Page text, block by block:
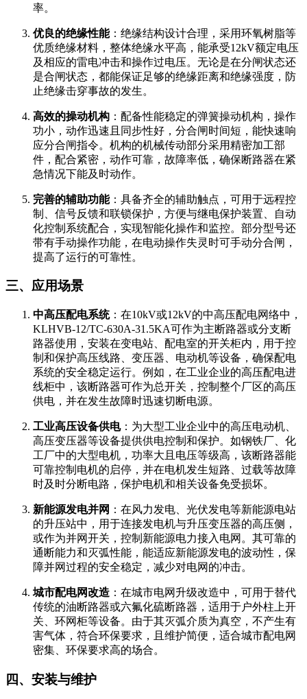
率。
优良的绝缘性能：绝缘结构设计合理，采用环氧树脂等
优质绝缘材料，整体绝缘水平高，能承受12kV额定电压
及相应的雷电冲击和操作过电压。无论是在分闸状态还
是合闸状态，都能保证足够的绝缘距离和绝缘强度，防
止绝缘击穿事故的发生。
高效的操动机构 ：配备性能稳定的弹簧操动机构，操作
功小，动作迅速且同步性好，分合闸时间短，能快速响
应分合闸指令。机构的机械传动部分采用精密加工部
件，配合紧密，动作可靠，故障率低，确保断路器在紧
急情况下能及时动作。
完善的辅助功能：具备齐全的辅助触点，可用于远程控
制、信号反馈和联锁保护，方便与继电保护装置、自动
化控制系统配合，实现智能化操作和监控。部分型号还
带有手动操作功能，在电动操作失灵时可手动分合闸，
提高了运行的可靠性。
三、应用场景
中高压配电系统：在10kV或12kV的中高压配电网络中，
KLHVB-12/TC-630A-31.5KA可作为主断路器或分支断
路器使用，安装在变电站、配电室的开关柜内，用于控
制和保护高压线路、变压器、电动机等设备，确保配电
系统的安全稳定运行。例如，在工业企业的高压配电进
线柜中，该断路器可作为总开关，控制整个厂区的高压
供电，并在发生故障时迅速切断电源。
工业高压设备供电：为大型工业企业中的高压电动机、
高压变压器等设备提供供电控制和保护。如钢铁厂、化
工厂中的大型电机，功率大且电压等级高，该断路器能
可靠控制电机的启停，并在电机发生短路、过载等故障
时及时分断电路，保护电机和相关设备免受损坏。
新能源发电并网 ：在风力发电、光伏发电等新能源电站
的升压站中，用于连接发电机与升压变压器的高压侧，
或作为并网开关，控制新能源电力接入电网。其可靠的
通断能力和灭弧性能，能适应新能源发电的波动性，保
障并网过程的安全稳定，减少对电网的冲击。
城市配电网改造 ：在城市电网升级改造中，可用于替代
传统的油断路器或六氟化硫断路器，适用于户外柱上开
关、环网柜等设备。由于其灭弧介质为真空，不产生有
害气体，符合环保要求，且维护简便，适合城市配电网
密集、环保要求高的场合。
四、安装与维护